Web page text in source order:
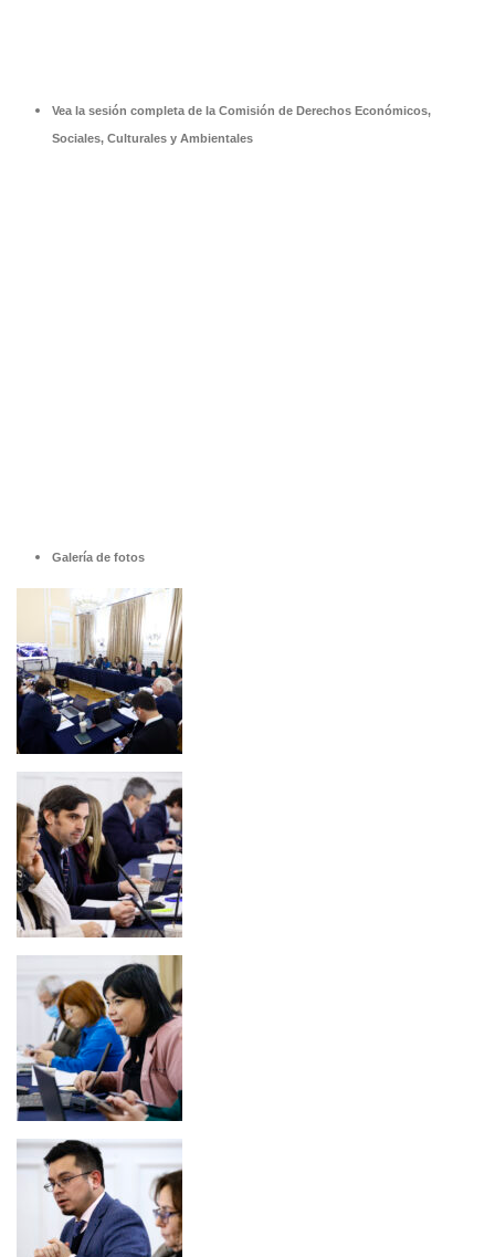
Vea la sesión completa de la Comisión de Derechos Económicos,
Sociales, Culturales y Ambientales
Galería de fotos